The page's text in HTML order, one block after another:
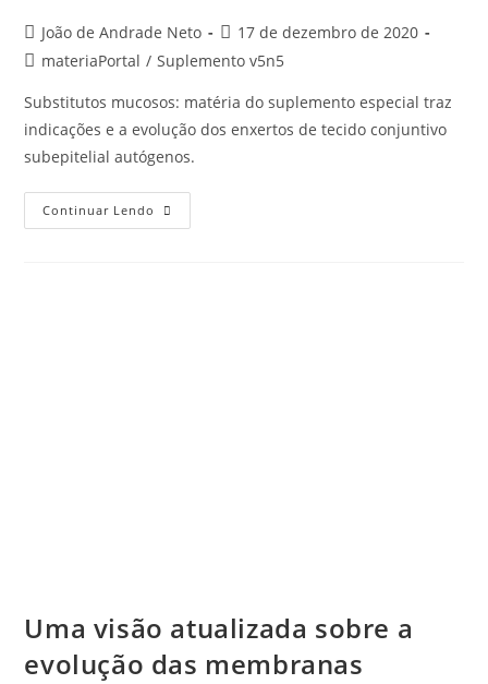
João de Andrade Neto
17 de dezembro de 2020
materiaPortal / Suplemento v5n5
Substitutos mucosos: matéria do suplemento especial traz
indicações e a evolução dos enxertos de tecido conjuntivo
subepitelial autógenos.
Continuar Lendo
Uma visão atualizada sobre a
evolução das membranas